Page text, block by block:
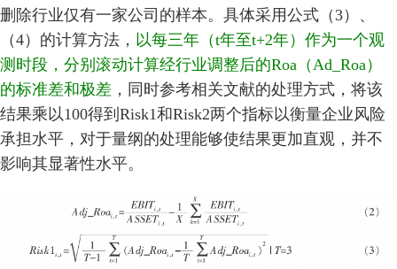
删除行业仅有一家公司的样本。具体采用公式（3）、
（4）的计算方法， 以每三年（t年至t+2年）作为一个观
测时段，分别滚动计算经行业调整后的Roa（Ad_Roa）
的标准差和极差 ，同时参考相关文献的处理方式，将该
结果乘以100得到Risk1和Risk2两个指标以衡量企业风险
承担水平，对于量纲的处理能够使结果更加直观，并不
影响其显著性水平。